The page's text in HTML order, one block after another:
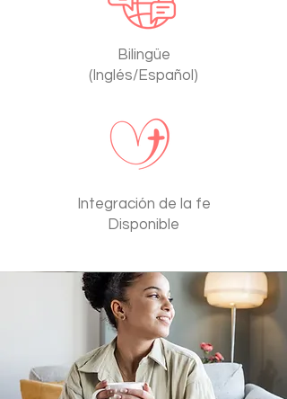
Bilingüe
(Inglés/Español)
Integración de la fe
Disponible